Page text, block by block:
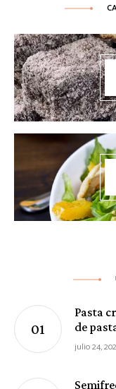
Pasta
de
julio 24,